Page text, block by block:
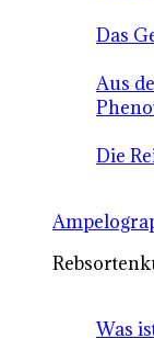
Das
Aus
Die
Was